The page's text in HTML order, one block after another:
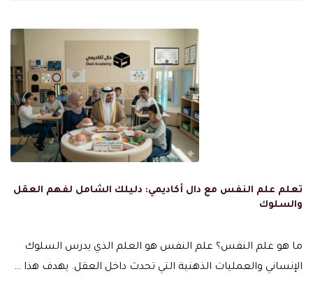
تعلم علم النفس مع دال أكاديمي: دليلك الشامل لفهم العقل
والسلوك
ما هو علم النفس؟ علم النفس هو العلم الذي يدرس السلوك
الإنساني والعمليات الذهنية التي تحدث داخل العقل. يهدف هذا …